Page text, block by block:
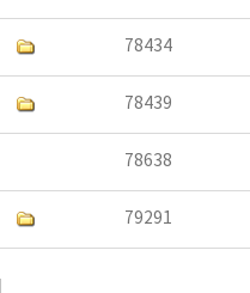
78434
78439
78638
79291